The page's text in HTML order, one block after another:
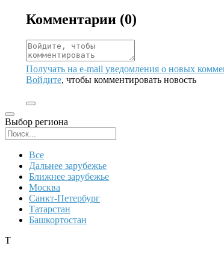
Комментарии (0)
Получать на e‑mail уведомления о новых
Войдите, чтобы комментировать новость
Выбор региона
Все
Дальнее зарубежье
Ближнее зарубежье
Москва
Санкт-Петербург
Татарстан
Башкортостан
Т